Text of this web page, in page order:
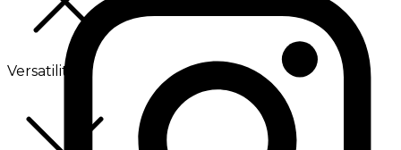
Versatilité